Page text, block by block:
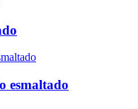
esmaltado